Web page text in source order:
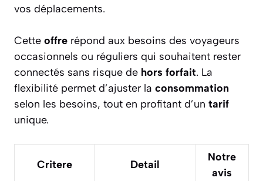
vos déplacements.
Cette offre répond aux besoins des voyageurs
occasionnels ou réguliers qui souhaitent rester
connectés sans risque de hors forfait. La
flexibilité permet d’ajuster la consommation
selon les besoins, tout en profitant d’un tarif
unique.
Critere Detail
Notre
avis